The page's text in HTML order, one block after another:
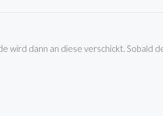
wird dann an diese verschickt. Sobald